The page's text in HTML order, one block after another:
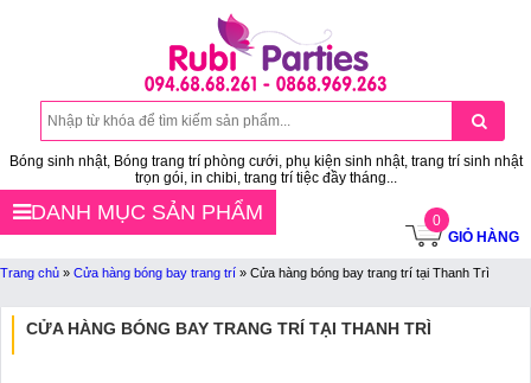
Bóng sinh nhật, Bóng trang trí phòng cưới, phụ kiện sinh nhật, trang trí sinh nhật
trọn gói, in chibi, trang trí tiệc đầy tháng...
0
GIỎ HÀNG
DANH MỤC SẢN PHẨM
Trang chủ » Cửa hàng bóng bay trang trí » Cửa hàng bóng bay trang trí tại Thanh Trì
CỬA HÀNG BÓNG BAY TRANG TRÍ TẠI THANH TRÌ